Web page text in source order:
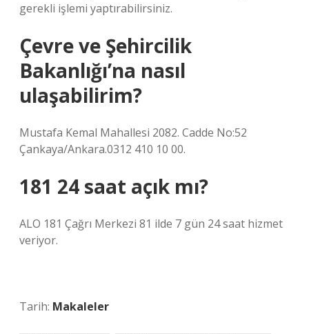
gerekli işlemi yaptırabilirsiniz.
Çevre ve Şehircilik
Bakanlığı’na nasıl
ulaşabilirim?
Mustafa Kemal Mahallesi 2082. Cadde No:52
Çankaya/Ankara.0312 410 10 00.
181 24 saat açık mı?
ALO 181 Çağrı Merkezi 81 ilde 7 gün 24 saat hizmet
veriyor.
Tarih: Makaleler